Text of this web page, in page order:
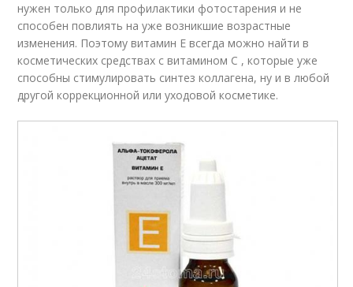
нужен только для профилактики фотостарения и не
способен повлиять на уже возникшие возрастные
изменения. Поэтому витамин Е всегда можно найти в
косметических средствах с витамином С , которые уже
способны стимулировать синтез коллагена, ну и в любой
другой коррекционной или уходовой косметике.